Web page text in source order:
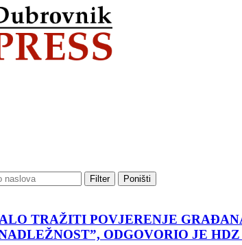
Filter Poništi
TRAŽITI POVJERENJE
ODGOVORIO JE